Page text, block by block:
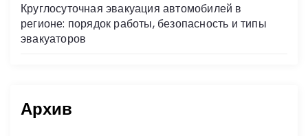
Круглосуточная эвакуация автомобилей в
регионе: порядок работы, безопасность и типы
эвакуаторов
Архив